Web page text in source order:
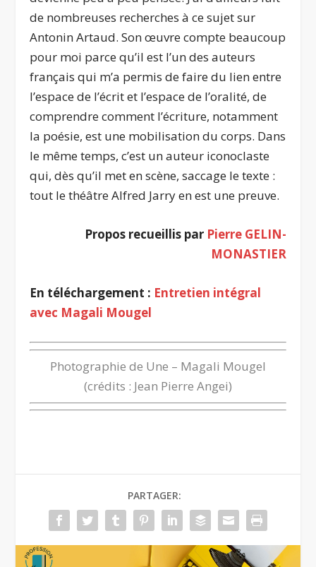
de nombreuses recherches à ce sujet sur
Antonin Artaud. Son œuvre compte beaucoup
pour moi parce qu’il est l’un des auteurs
français qui m’a permis de faire du lien entre
l’espace de l’écrit et l’espace de l’oralité, de
comprendre comment l’écriture, notamment
la poésie, est une mobilisation du corps. Dans
le même temps, c’est un auteur iconoclaste
qui, dès qu’il met en scène, saccage le texte :
tout le théâtre Alfred Jarry en est une preuve.
Propos recueillis par Pierre GELIN-
MONASTIER
En téléchargement : Entretien intégral
avec Magali Mougel
Photographie de Une – Magali Mougel
(crédits : Jean Pierre Angei)
PARTAGER: